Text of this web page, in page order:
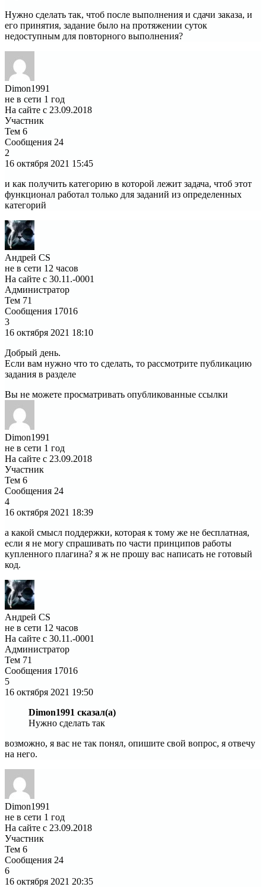
Нужно сделать так, чтоб после выполнения и сдачи заказа, и
его принятия, задание было на протяжении суток
недоступным для повторного выполнения?
Dimon1991
не в сети 1 год
На сайте с 23.09.2018
Участник
Тем 6
Сообщения 24
2
16 октября 2021 15:45
и как получить категорию в которой лежит задача, чтоб этот
функционал работал только для заданий из определенных
категорий
Андрей CS
не в сети 12 часов
На сайте с 30.11.-0001
Администратор
Тем 71
Сообщения 17016
3
16 октября 2021 18:10
Добрый день.
Если вам нужно что то сделать, то рассмотрите публикацию
задания в разделе
Вы не можете просматривать опубликованные ссылки
Dimon1991
не в сети 1 год
На сайте с 23.09.2018
Участник
Тем 6
Сообщения 24
4
16 октября 2021 18:39
а какой смысл поддержки, которая к тому же не бесплатная,
если я не могу спрашивать по части принципов работы
купленного плагина? я ж не прошу вас написать не готовый
код.
Андрей CS
не в сети 12 часов
На сайте с 30.11.-0001
Администратор
Тем 71
Сообщения 17016
5
16 октября 2021 19:50
Dimon1991 сказал(а)
Нужно сделать так
возможно, я вас не так понял, опишите свой вопрос, я отвечу
на него.
Dimon1991
не в сети 1 год
На сайте с 23.09.2018
Участник
Тем 6
Сообщения 24
6
16 октября 2021 20:35